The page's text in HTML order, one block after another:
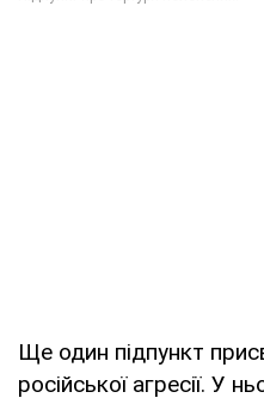
Ще один підпункт
російської агресії. У